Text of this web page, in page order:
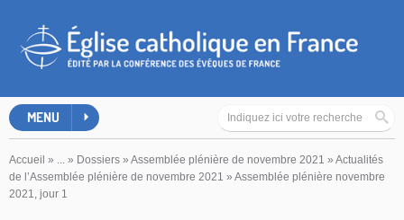
MENU
Accueil » ... » Dossiers » Assemblée plénière de novembre 2021 » Actualités
de l’Assemblée plénière de novembre 2021 » Assemblée plénière novembre
2021, jour 1